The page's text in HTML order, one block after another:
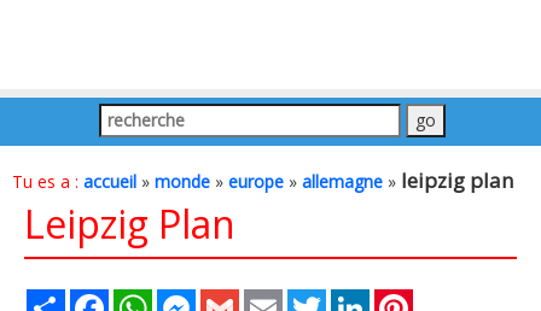
Tu es a : accueil » monde » europe » allemagne » leipzig plan
Leipzig Plan
Share FacebookWhatsAppMessenger
Gmail Email TwitterLinkedIn